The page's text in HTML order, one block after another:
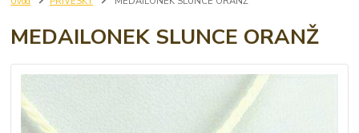
MEDAILONEK SLUNCE ORANŽ